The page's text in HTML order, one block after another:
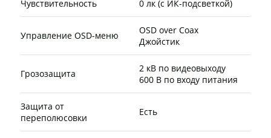
Чувствительность 0 лк (с ИК-подсветкой)
Управление OSD-меню
OSD over Сoax
Джойстик
Грозозащита
2 кВ по видеовыходу
600 В по входу питания
Защита от
переполюсовки
Есть